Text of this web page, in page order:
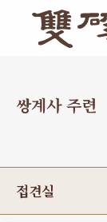
쌍계사 주련
접견실